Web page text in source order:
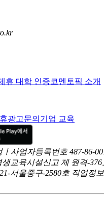
휴 대학 인증코멘토픽 소개
광고문의 기업 교육
사업자등록번호 487-86-
교육시설신고 제 원격-376
서울중구-2580호 직업정